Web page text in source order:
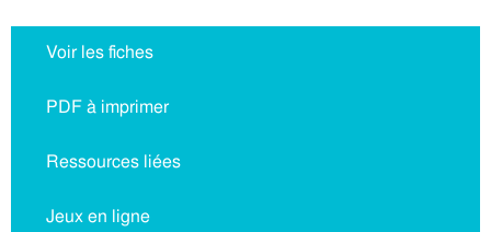
Voir les fiches
PDF à imprimer
Ressources liées
Jeux en ligne